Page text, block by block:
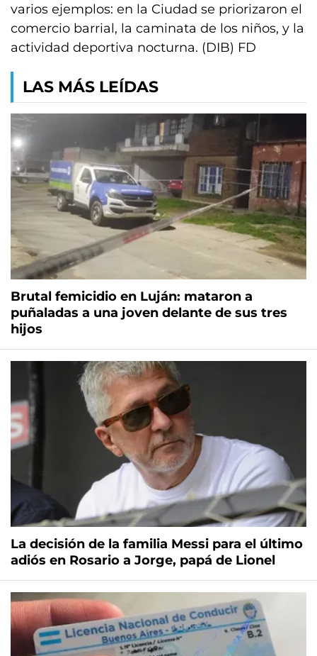
varios ejemplos: en la Ciudad se priorizaron el
comercio barrial, la caminata de los niños, y la
actividad deportiva nocturna. (DIB) FD
LAS MÁS LEÍDAS
Brutal femicidio en Luján: mataron a
puñaladas a una joven delante de sus tres
hijos
La decisión de la familia Messi para el último
adiós en Rosario a Jorge, papá de Lionel